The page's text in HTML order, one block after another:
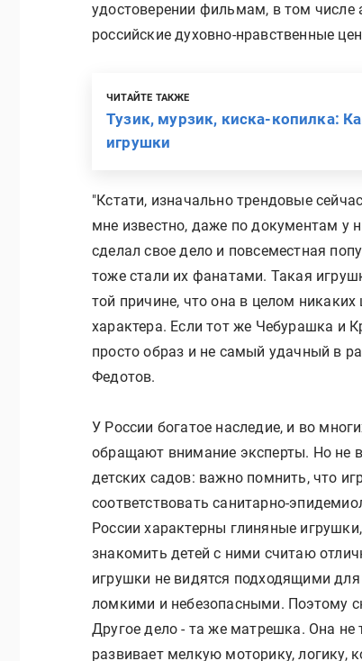
удостоверении фильмам, в том
российские духовно-нравственные
ЧИТАЙТЕ ТАКЖЕ
Тузик, мурзик, киска-копилка:
игрушки
"Кстати, изначально трендовые
мне известно, даже по документам у
сделал свое дело и повсеместная
тоже стали их фанатами. Такая
той причине, что она в целом никаких
характера. Если тот же Чебурашка и
просто образ и не самый удачный в
Федотов.
У России богатое наследие, и во
обращают внимание эксперты. Но не
детских садов: важно помнить, что
соответствовать санитарно-
России характерны глиняные
знакомить детей с ними считаю
игрушки не видятся подходящими
ломкими и небезопасными. Поэтому
Другое дело - та же матрешка. Она
развивает мелкую моторику, логику,